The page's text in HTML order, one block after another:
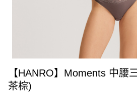
【HANRO】Moments 中腰
茶棕)